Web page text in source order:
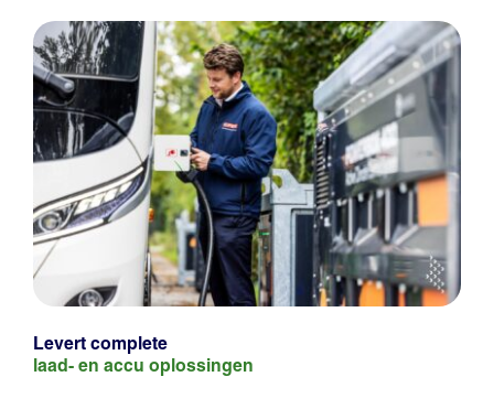
Levert complete
laad- en accu oplossingen